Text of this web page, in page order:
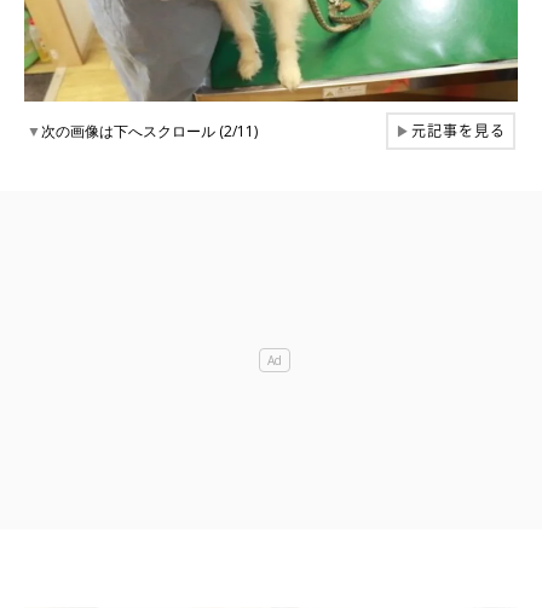
▼次の画像は下へスクロール (2/11) ▶元記事を見る